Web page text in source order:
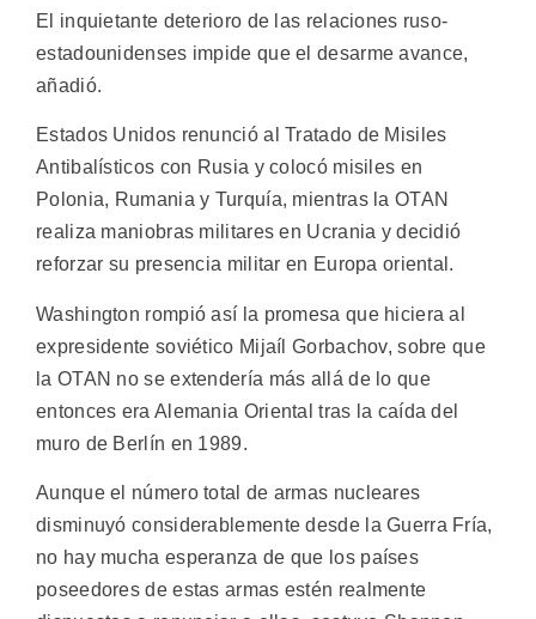
El inquietante deterioro de las relaciones ruso-
estadounidenses impide que el desarme avance,
añadió.
Estados Unidos renunció al Tratado de Misiles
Antibalísticos con Rusia y colocó misiles en
Polonia, Rumania y Turquía, mientras la OTAN
realiza maniobras militares en Ucrania y decidió
reforzar su presencia militar en Europa oriental.
Washington rompió así la promesa que hiciera al
expresidente soviético Mijaíl Gorbachov, sobre que
la OTAN no se extendería más allá de lo que
entonces era Alemania Oriental tras la caída del
muro de Berlín en 1989.
Aunque el número total de armas nucleares
disminuyó considerablemente desde la Guerra Fría,
no hay mucha esperanza de que los países
poseedores de estas armas estén realmente